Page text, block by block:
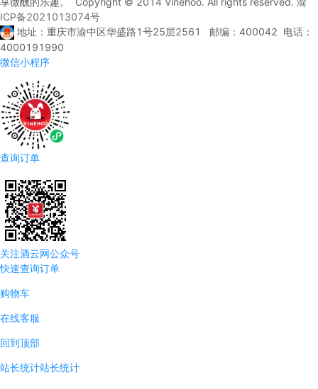
ICP备2021013074号
地址：重庆市渝中区华盛路1号25层2561 邮编：400042 电话：
4000191990
微信小程序
查询订单
关注酒云网公众号
快速查询订单
购物车
在线客服
回到顶部
站长统计站长统计